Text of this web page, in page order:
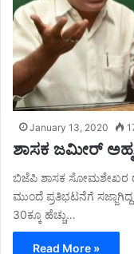
January 13, 2020
ಶಾಸಕ ಜಮೀರ್
ಬಿಜೆಪಿ ಶಾಸಕ ಸೋಮಶೇಖರ
ಮುಂದೆ ಪ್ರತಿಭಟನೆಗೆ
30ಕ್ಕೂ ಹೆಚ್ಚು…
Read More »